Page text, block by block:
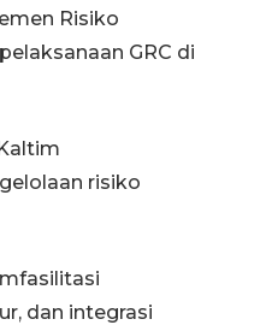
Risiko
GRC di
risiko
dan integrasi